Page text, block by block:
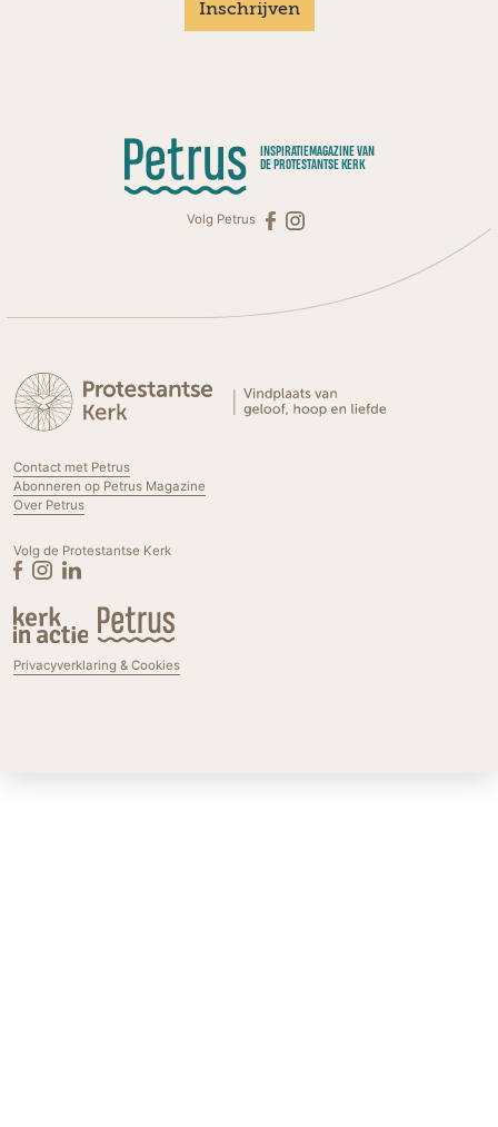
Inschrijven
INSPIRATIEMAGAZINE VAN
DE PROTESTANTSE KERK
Volg Petrus
Contact met Petrus
Abonneren op Petrus Magazine
Over Petrus
Volg de Protestantse Kerk
Privacyverklaring & Cookies